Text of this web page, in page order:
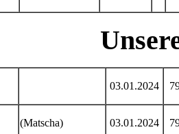
03.01.2024
(Matscha) 03.01.2024